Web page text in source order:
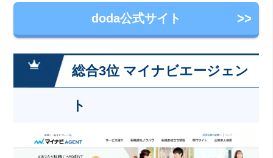
doda公式サイト
総合3位 マイナビエージェン
ト